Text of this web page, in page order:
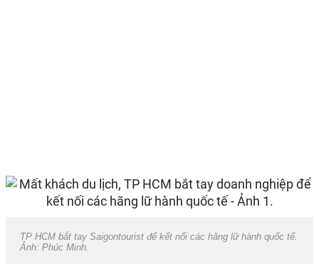
TP HCM bắt tay Saigontourist để kết nối các hãng lữ hành quốc tế.
Ảnh: Phúc Minh.